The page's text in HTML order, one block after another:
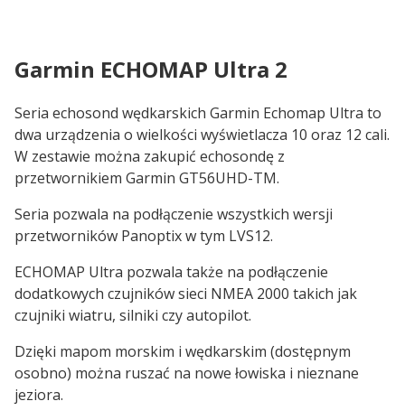
Garmin ECHOMAP Ultra 2
Seria echosond wędkarskich Garmin Echomap Ultra to
dwa urządzenia o wielkości wyświetlacza 10 oraz 12 cali.
W zestawie można zakupić echosondę z
przetwornikiem Garmin GT56UHD-TM.
Seria pozwala na podłączenie wszystkich wersji
przetworników Panoptix w tym LVS12.
ECHOMAP Ultra pozwala także na podłączenie
dodatkowych czujników sieci NMEA 2000 takich jak
czujniki wiatru, silniki czy autopilot.
Dzięki mapom morskim i wędkarskim (dostępnym
osobno) można ruszać na nowe łowiska i nieznane
jeziora.